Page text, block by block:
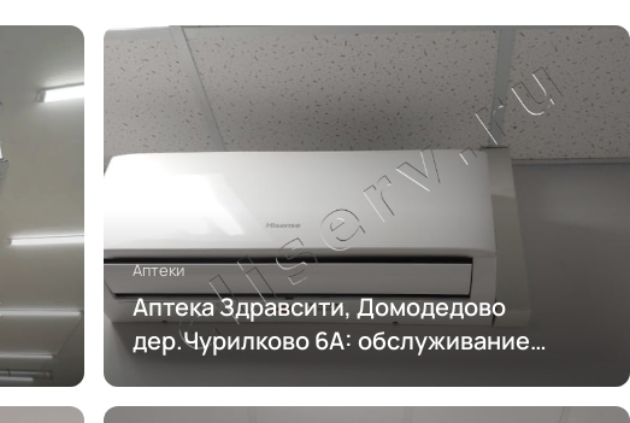
Аптеки
Аптека Здравсити, Домодедово
дер.Чурилково 6А: обслуживание